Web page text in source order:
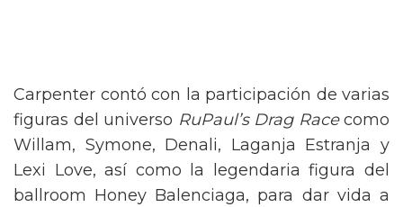
Carpenter contó con la participación de varias
figuras del universo RuPaul’s Drag Racecomo
Willam, Symone, Denali, Laganja Estranja y
Lexi Love, así como la legendaria figura del
ballroom Honey Balenciaga, para dar vida a